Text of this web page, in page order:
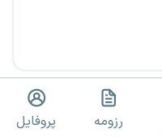
رزومه پروفایل